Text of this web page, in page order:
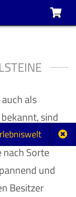
als
sind
unseren
nach Sorte
und
Besitzer